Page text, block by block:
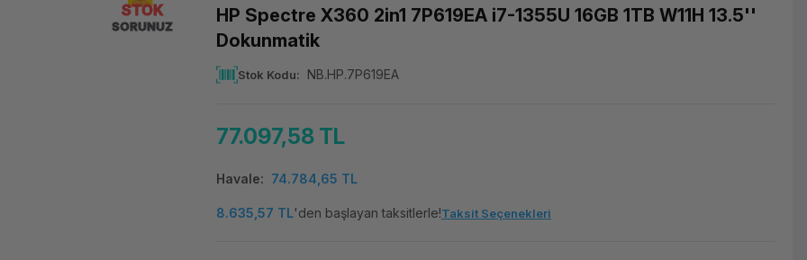
STOK
SORUNUZ
HP Spectre X360 2in1 7P619EA i7-1355U 16GB 1TB W11H 13.5''
Dokunmatik
Stok Kodu NB.HP.7P619EA
77.097,58 TL
Havale 74.784,65 TL
8.635,57 TL'den başlayan taksitlerle!Taksit Seçenekleri